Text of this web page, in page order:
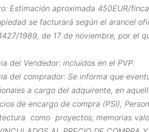
Estimación aproximada 450EUR/
se facturará según el arancel
1989, de 17 de noviembre, por el
del Vendedor: incluidos en el PVP.
del comprador: Se informa que
a cargo del adquirente, en
de encargo de compra (PSI),
como proyectos, memorias